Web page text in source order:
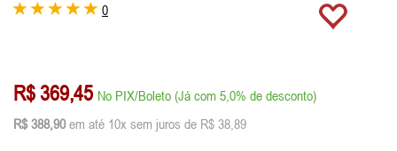
0
R$ 369,45 No PIX/Boleto (Já com 5,0% de desconto)
R$ 388,90 em até 10x sem juros de R$ 38,89